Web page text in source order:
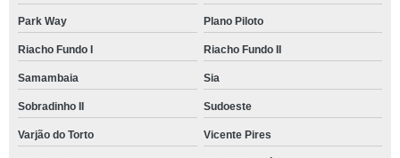
Park Way Plano Piloto
Riacho Fundo I Riacho Fundo II
Samambaia Sia
Sobradinho II Sudoeste
Varjão do Torto Vicente Pires